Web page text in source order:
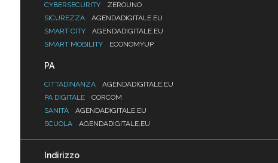
CYBERSECURITY
ZEROUNO
SICUREZZA
AGENDADIGITALE.EU
SMART CITY
AGENDADIGITALE.EU
SMART MOBILITY
ECONOMYUP
PA
CITTADINANZA
AGENDADIGITALE.EU
PA DIGITALE
CORCOM
SANITÀ
AGENDADIGITALE.EU
SCUOLA
AGENDADIGITALE.EU
Indirizzo